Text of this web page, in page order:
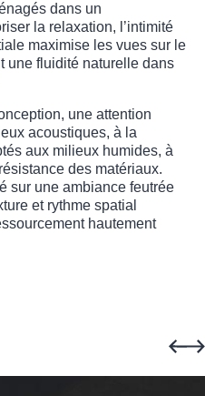
dans un
la relaxation, l’intimité
maximise les vues sur le
une fluidité naturelle dans
une attention
acoustiques, à la
aux milieux humides, à
des matériaux.
sur une ambiance feutrée
et rythme spatial
hautement